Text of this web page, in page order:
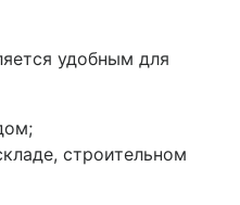
удобным для
строительном